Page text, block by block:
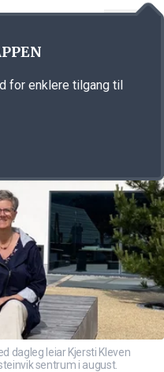
dagleg leiar Kjersti Kleven
sentrum i august.
for enklere tilgang til